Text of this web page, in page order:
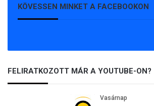
KÖVESSEN MINKET A FACEBOOKON
FELIRATKOZOTT MÁR A YOUTUBE-ON?